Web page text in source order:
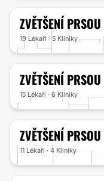
ZVĚTŠENÍ PRSOU
19 Lékaři · 5 Kliniky
ZVĚTŠENÍ PRSOU
15 Lékaři · 6 Kliniky
ZVĚTŠENÍ PRSOU
11 Lékaři · 4 Kliniky